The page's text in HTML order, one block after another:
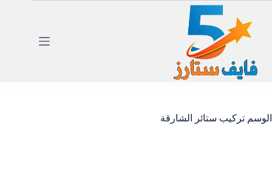
المحتوى
الوسم تركيب ستائر الشارقة